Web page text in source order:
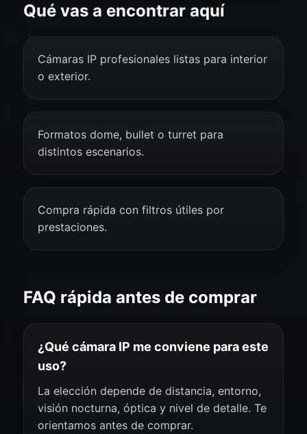
Qué vas a encontrar aquí
Cámaras IP profesionales listas para interior
o exterior.
Formatos dome, bullet o turret para
distintos escenarios.
Compra rápida con filtros útiles por
prestaciones.
FAQ rápida antes de comprar
¿Qué cámara IP me conviene para este
uso?
La elección depende de distancia, entorno,
visión nocturna, óptica y nivel de detalle. Te
orientamos antes de comprar.